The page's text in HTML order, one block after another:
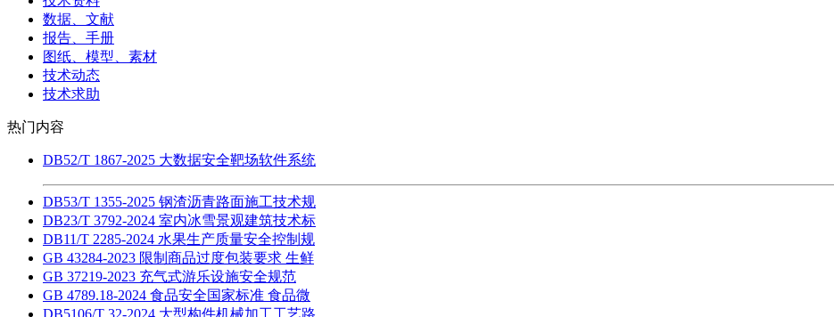
数据、文献
报告、手册
图纸、模型、素材
技术动态
技术求助
热门内容
DB52/T 1867-2025 大数据安全靶场软件系统
DB53/T 1355-2025 钢渣沥青路面施工技术规
DB23/T 3792-2024 室内冰雪景观建筑技术标
DB11/T 2285-2024 水果生产质量安全控制规
GB 43284-2023 限制商品过度包装要求 生鲜
GB 37219-2023 充气式游乐设施安全规范
GB 4789.18-2024 食品安全国家标准 食品微
DB5106/T 32-2024 大型构件机械加工工艺路